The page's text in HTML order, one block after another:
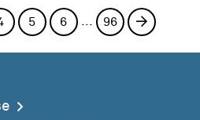
5 6 96 Nästa